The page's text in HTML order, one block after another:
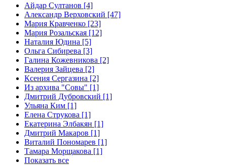
Айдар Султанов [4]
Александр Верховский [47]
Мария Кравченко [23]
Мария Розальская [12]
Наталия Юдина [5]
Ольга Сибирева [3]
Галина Кожевникова [2]
Валерия Зайцева [2]
Ксения Сергазина [2]
Из архива "Совы" [1]
Дмитрий Дубровский [1]
Ульяна Ким [1]
Елена Струкова [1]
Екатерина Элбакян [1]
Дмитрий Макаров [1]
Виталий Пономарев [1]
Тамара Морщакова [1]
Показать все